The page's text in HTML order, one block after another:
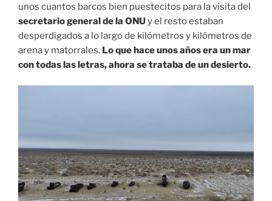
unos cuantos barcos bien puestecitos para la visita del
secretario general de la ONU y el resto estaban
desperdigados a lo largo de kilómetros y kilómetros de
arena y matorrales. Lo que hace unos años era un mar
con todas las letras, ahora se trataba de un desierto.